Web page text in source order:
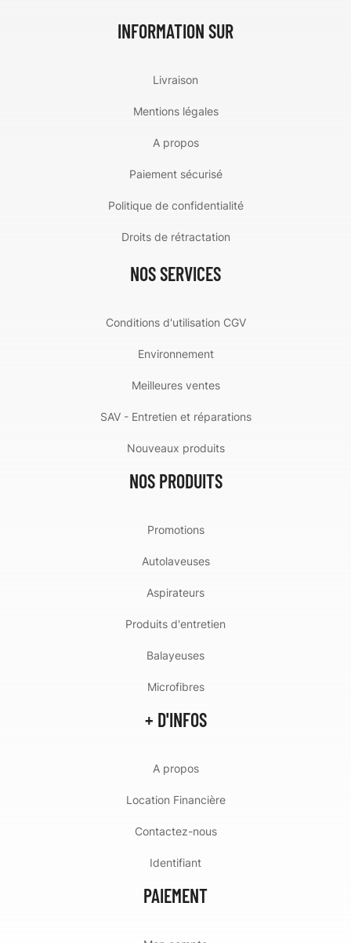
INFORMATION SUR
Livraison
Mentions légales
A propos
Paiement sécurisé
Politique de confidentialité
Droits de rétractation
NOS SERVICES
Conditions d'utilisation CGV
Environnement
Meilleures ventes
SAV - Entretien et réparations
Nouveaux produits
NOS PRODUITS
Promotions
Autolaveuses
Aspirateurs
Produits d'entretien
Balayeuses
Microfibres
+ D'INFOS
A propos
Location Financière
Contactez-nous
Identifiant
PAIEMENT